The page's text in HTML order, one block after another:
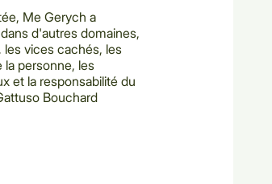
Me Gerych a
d'autres domaines,
les vices cachés, les
la personne, les
et la responsabilité du
Bouchard